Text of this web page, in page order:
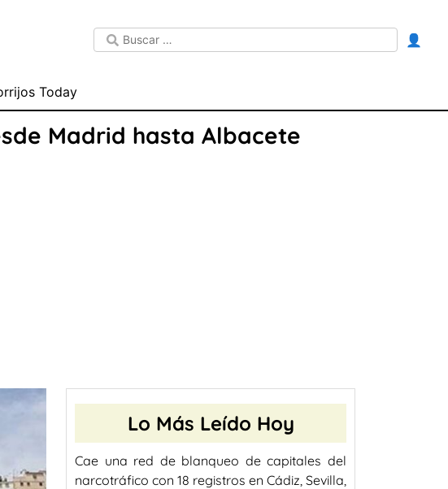
👤
Today
Madrid hasta Albacete
Lo Más Leído Hoy
Cae una red de blanqueo de capitales del
narcotráfico con 18 registros en Cádiz, Sevilla,